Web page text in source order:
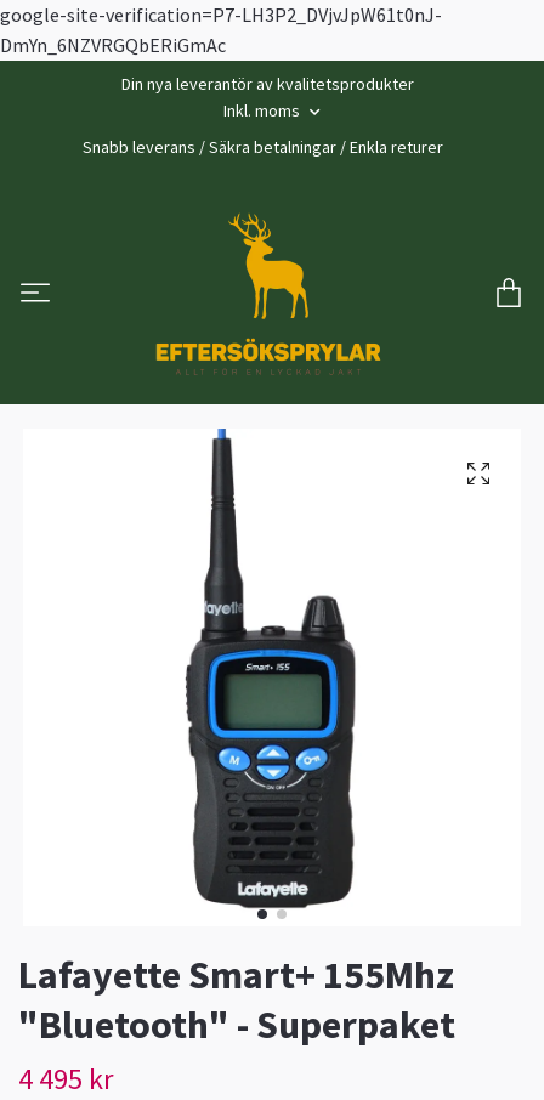
google-site-verification=P7-LH3P2_DVjvJpW61t0nJ-
DmYn_6NZVRGQbERiGmAc
Din nya leverantör av kvalitetsprodukter
Inkl. moms
Snabb leverans / Säkra betalningar / Enkla returer
Lafayette Smart+ 155Mhz
"Bluetooth" - Superpaket
4 495 kr